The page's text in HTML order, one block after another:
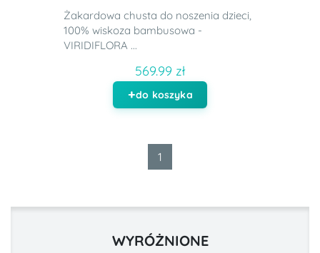
Żakardowa chusta do noszenia dzieci,
100% wiskoza bambusowa -
VIRIDIFLORA ...
569.99 zł
do koszyka
1
WYRÓŻNIONE